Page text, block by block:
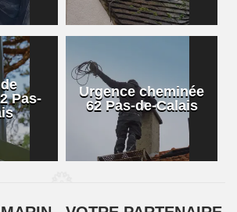
Pas-
Urgence cheminée
62 Pas-de-Calais